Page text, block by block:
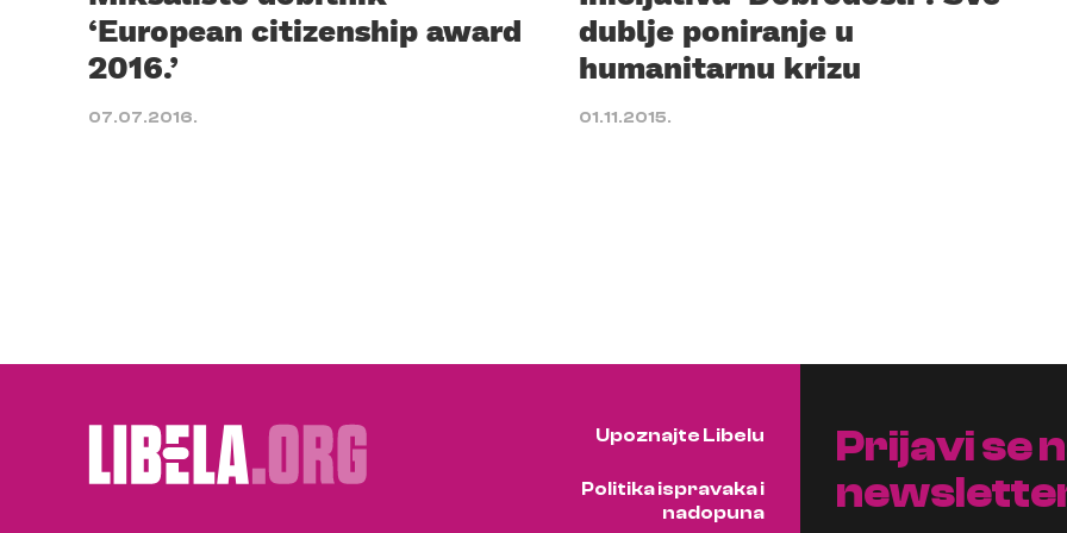
‘European citizenship award
2016.’
07.07.2016.
dublje poniranje u
humanitarnu krizu
01.11.2015.
Upoznajte Libelu
Politika ispravaka i
nadopuna
Prijavi se